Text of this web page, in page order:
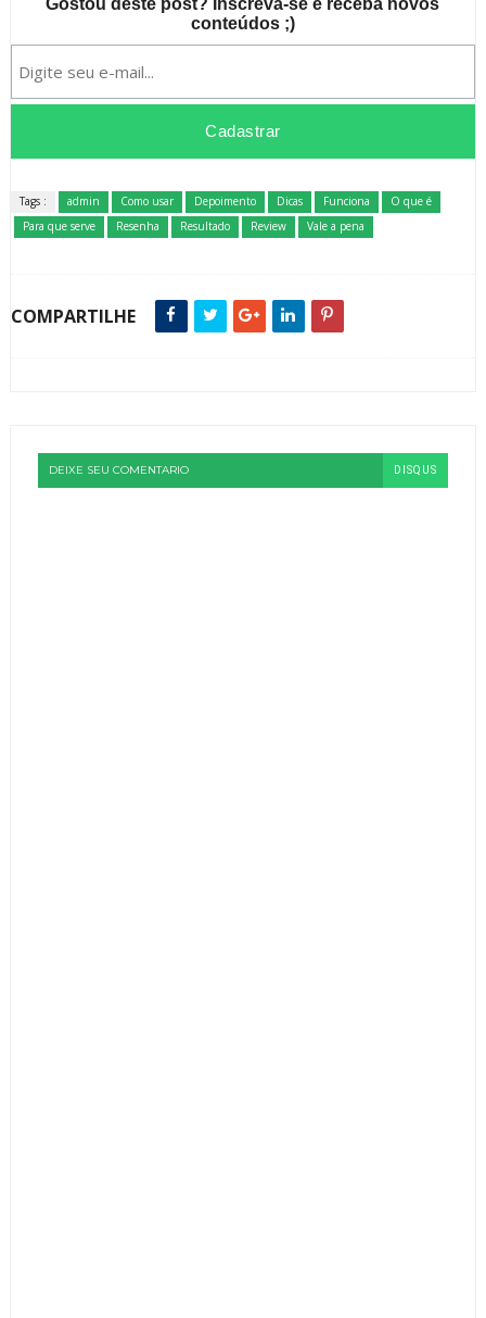
Gostou deste post? Inscreva-se e receba novos
conteúdos ;)
Tags : admin Como usar Depoimento Dicas Funciona
O que é
Para que serve
Resenha Resultado Review Vale a pena
COMPARTILHE
DEIXE SEU COMENTARIO DISQUS